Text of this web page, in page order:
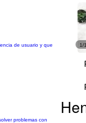
de usuario y que
1/
problemas con